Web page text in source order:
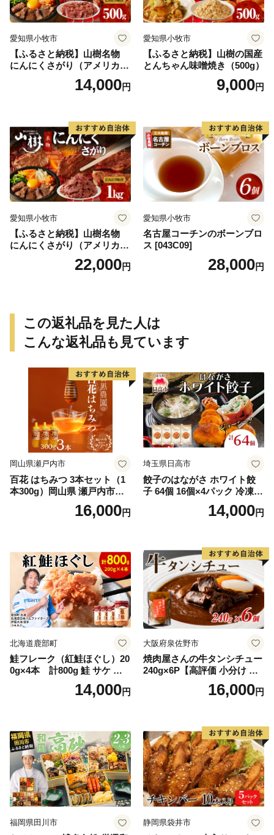
愛知県小牧市
【ふるさと納税】山樹名物
にんにくさがり（アメリカ産
14,000円
愛知県小牧市
【ふるさと納税】山樹の国産
とんちゃん味噌焼き（500g）
9,000円
愛知県小牧市
【ふるさと納税】山樹名物
にんにくさがり（アメリカ産
22,000円
愛知県小牧市
名古屋コーチンのボーンブロ
ス [043C09]
28,000円
この返礼品を見た人は
こんな返礼品も見ています
岡山県瀬戸内市
百花 はちみつ 3本セット（1
本300g）岡山県 瀬戸内市産
石黒農園 ヨーグルト パン 砂
糖の代わり 香り高い いい香
16,000円
埼玉県日高市
餃子のはながさ ホワイト餃
子 64個 16個×4パック 冷凍
中華 点心 B級グルメ ご当地
野菜 おつまみ おかず 簡単調
ー ギフト お取り寄せ 日高市
14,000円
北海道鹿部町
鮭フレーク（紅鮭ほぐし）20
0g×4本 計800g 鮭 サケ 鮭
ほぐし サケフレーク シャケ
フレーク 鮭フレーク14,000円
大阪府泉佐野市
焼肉屋さんの牛タンシチュー
240g×6P【高評価 小分け 惣
菜 牛たん 一人暮らし 冷凍】
16,000円
福岡県田川市 静岡県袋井市